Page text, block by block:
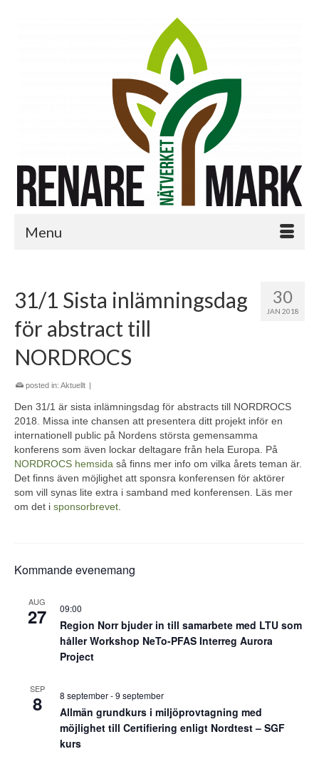
Menu
30
JAN 2018
31/1 Sista inlämningsdag
för abstract till
NORDROCS
posted in: Aktuellt |
Den 31/1 är sista inlämningsdag för abstracts till NORDROCS
2018. Missa inte chansen att presentera ditt projekt inför en
internationell public på Nordens största gemensamma
konferens som även lockar deltagare från hela Europa. På
NORDROCS hemsida så finns mer info om vilka årets teman är.
Det finns även möjlighet att sponsra konferensen för aktörer
som vill synas lite extra i samband med konferensen. Läs mer
om det i sponsorbrevet
Kommande evenemang
AUG
27 09:00
Region Norr bjuder in till samarbete med LTU som
håller Workshop NeTo-PFAS Interreg Aurora
Project
SEP
8 8 september-9 september
Allmän grundkurs i miljöprovtagning med
möjlighet till Certifiering enligt Nordtest – SGF
kurs